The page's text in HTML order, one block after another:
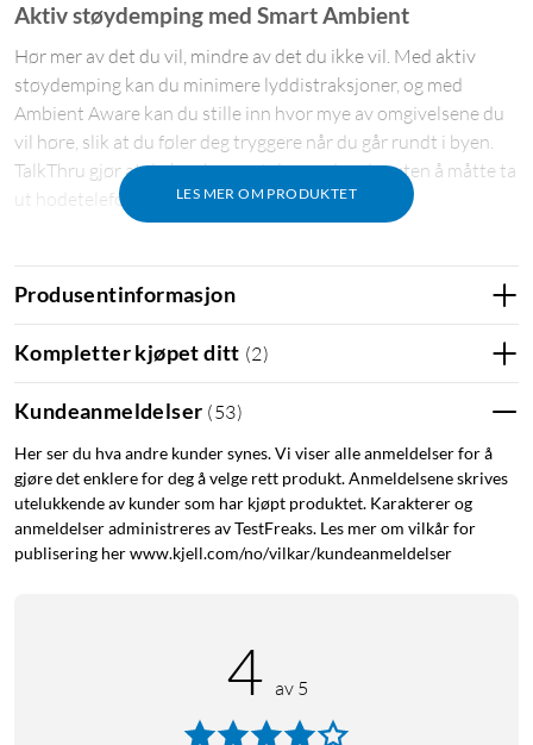
LES MER OM PRODUKTET
Aktiv støydemping med Smart Ambient
Hør mer av det du vil, mindre av det du ikke vil. Med aktiv
støydemping kan du minimere lyddistraksjoner, og med
Ambient Aware kan du stille inn hvor mye av omgivelsene du
vil høre, slik at du føler deg tryggere når du går rundt i byen.
TalkThru gjør at du kan ha samtaler med andre uten å måtte ta
ut hodetelefonene.
Tilpass lytteopplevelsen din med appen JBL Headphones.
Juster innstillinger og still inn EQ etter egen smak.
4 mikrofoner for perfekte talesamtaler
Problemfrie samtaler i stereo. Endurance Race er utstyrt med
4 mikrofoner, slik at du alltid har klar stemme i samtaler.
Spesifikasjoner
Batteritid: opptil 48 timer med batterietuiet (12 + 36 timer
Dynamisk frekvensområde: 20 Hz – 20 kHz
Produsentinformasjon
Kompletter kjøpet ditt (2)
Kundeanmeldelser (53)
Her ser du hva andre kunder synes. Vi viser alle anmeldelser for å
gjøre det enklere for deg å velge rett produkt. Anmeldelsene skrives
utelukkende av kunder som har kjøpt produktet. Karakterer og
anmeldelser administreres av TestFreaks. Les mer om vilkår for
publisering her www.kjell.com/no/vilkar/kundeanmeldelser
4 av 5